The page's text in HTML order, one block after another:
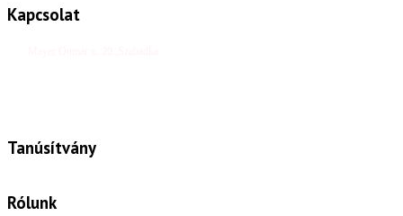
Kapcsolat
Tanúsítvány
Rólunk